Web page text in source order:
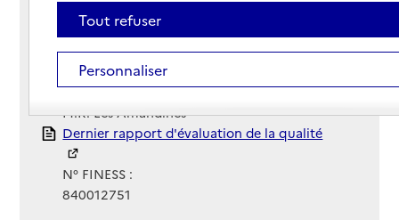
04 90 08 29 29
Contact
Contact
Site Internet
Site internet
Gestionnaire :
M.R. Les Amandines
Rapport HAS
Dernier rapport d'évaluation de la qualité
N° FINESS :
840012751
Tout refuser
Personnaliser